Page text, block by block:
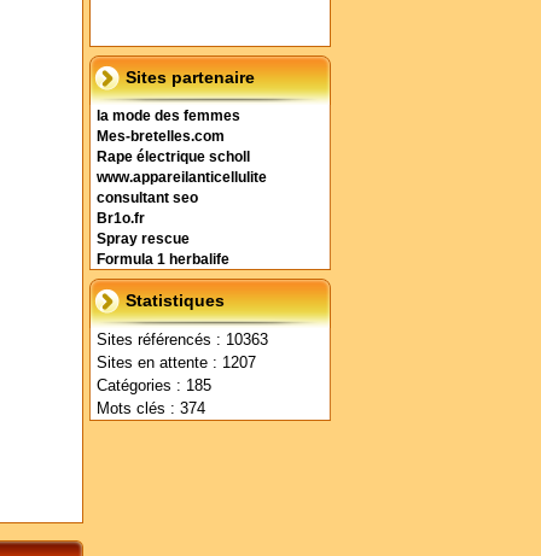
Sites partenaire
la mode des femmes
Mes-bretelles.com
Rape électrique scholl
www.appareilanticellulite
consultant seo
Br1o.fr
Spray rescue
Formula 1 herbalife
Statistiques
Sites référencés : 10363
Sites en attente : 1207
Catégories : 185
Mots clés : 374